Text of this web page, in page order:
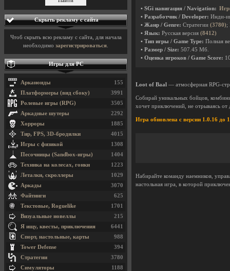
• SGi навигация / Navigation:
• Разработчик / Developer: Инди-
• Жанр / Genre: Стратегии (3780);
• Язык: Русская версия (8412)
• Тип игры / Game Type: Полная
• Размер / Size: 507.45 Мб.
• Оценка игроков / Game Score:
Loot of Baal — атмосферная RPG-
Собирай уникальных бойцов,
хочет приключений, не отрываясь от
Игра обновлена с версии 1.0.16 до
Набирайте команду наемников,
настольная игра, в которой
Скрыть рекламу с сайта
Чтоб скрыть всю рекламу с сайта, для начала
необходимо зарегистрироваться
Игры для PC
155
Арканоиды
3991
Платформеры (вид сбоку)
3505
Ролевые игры (RPG)
2292
Аркадные шутеры
1885
Хорроры
4015
Тир, FPS, 3D-бродилки
1308
Игры с физикой
1404
Песочницы (Sandbox-игры)
1223
Техника на колесах, гонки
1029
Леталки, скроллеры
3070
Аркады
625
Файтинги
1701
Текстовые, Roguelike
215
Визуальные новеллы
6441
Я ищу, квесты, приключения
988
Спорт, настольные, карты
394
Tower Defense
3780
Стратегии
1188
Симуляторы